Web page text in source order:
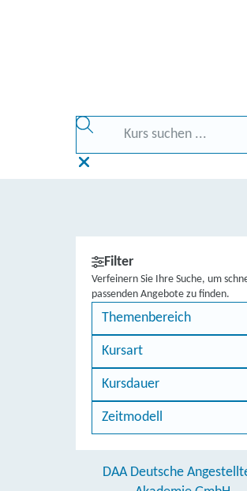
Filter
Verfeinern Sie Ihre Suche, um
passenden Angebote zu finden.
Themenbereich
Kursart
Kursdauer
Zeitmodell
DAA Deutsche